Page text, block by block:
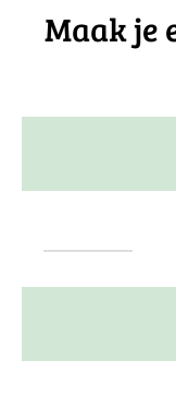
Maak je